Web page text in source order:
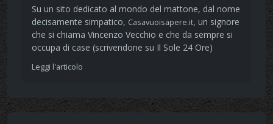
Su un sito dedicato al mondo del mattone, dal nome
decisamente simpatico, Casavuoisapere.it, un signore
che si chiama Vincenzo Vecchio e che da sempre si
occupa di case (scrivendone su Il Sole 24 Ore)
Leggi l'articolo